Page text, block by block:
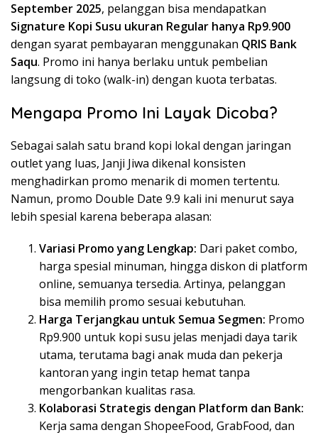
September 2025, pelanggan bisa mendapatkan
Signature Kopi Susu ukuran Regular hanya Rp9.900
dengan syarat pembayaran menggunakan QRIS Bank
Saqu. Promo ini hanya berlaku untuk pembelian
langsung di toko (walk-in) dengan kuota terbatas.
Mengapa Promo Ini Layak Dicoba?
Sebagai salah satu brand kopi lokal dengan jaringan
outlet yang luas, Janji Jiwa dikenal konsisten
menghadirkan promo menarik di momen tertentu.
Namun, promo Double Date 9.9 kali ini menurut saya
lebih spesial karena beberapa alasan:
Variasi Promo yang Lengkap: Dari paket combo,
harga spesial minuman, hingga diskon di platform
online, semuanya tersedia. Artinya, pelanggan
bisa memilih promo sesuai kebutuhan.
Harga Terjangkau untuk Semua Segmen: Promo
Rp9.900 untuk kopi susu jelas menjadi daya tarik
utama, terutama bagi anak muda dan pekerja
kantoran yang ingin tetap hemat tanpa
mengorbankan kualitas rasa.
Kolaborasi Strategis dengan Platform dan Bank:
Kerja sama dengan ShopeeFood, GrabFood, dan